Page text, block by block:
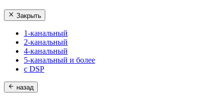
Закрыть
1-канальный
2-канальный
4-канальный
5-канальный и более
с DSP
назад